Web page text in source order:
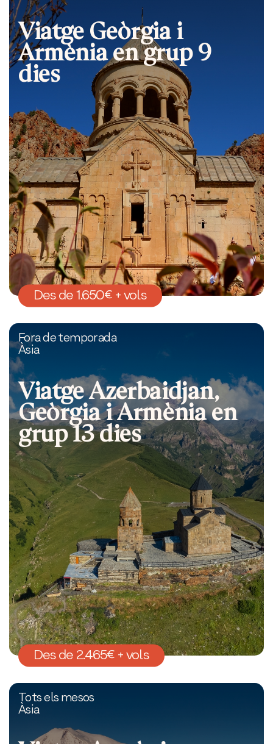
Viatge Geòrgia i
Armènia en grup 9
dies
Des de 1.650€ + vols
Fora de temporada
Àsia
Viatge Azerbaidjan,
Geòrgia i Armènia en
grup 13 dies
Des de 2.465€ + vols
Tots els mesos
Àsia